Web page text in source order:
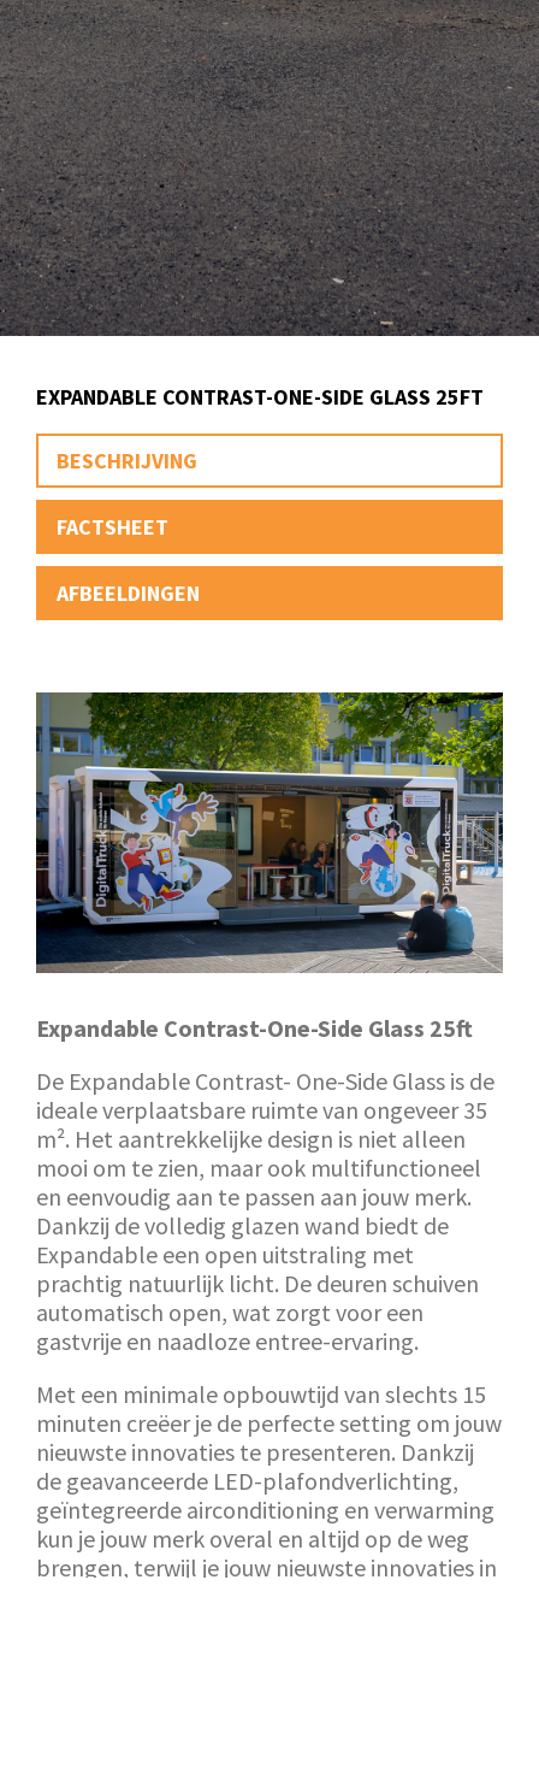
EXPANDABLE CONTRAST-ONE-SIDE GLASS 25FT
BESCHRIJVING
FACTSHEET
AFBEELDINGEN
Expandable Contrast-One-Side Glass 25ft
De Expandable Contrast- One-Side Glass is de
ideale verplaatsbare ruimte van ongeveer 35
m². Het aantrekkelijke design is niet alleen
mooi om te zien, maar ook multifunctioneel
en eenvoudig aan te passen aan jouw merk.
Dankzij de volledig glazen wand biedt de
Expandable een open uitstraling met
prachtig natuurlijk licht. De deuren schuiven
automatisch open, wat zorgt voor een
gastvrije en naadloze entree-ervaring.
Met een minimale opbouwtijd van slechts 15
minuten creëer je de perfecte setting om jouw
nieuwste innovaties te presenteren. Dankzij
de geavanceerde LED-plafondverlichting,
geïntegreerde airconditioning en verwarming
kun je jouw merk overal en altijd op de weg
brengen, terwijl je jouw nieuwste innovaties in